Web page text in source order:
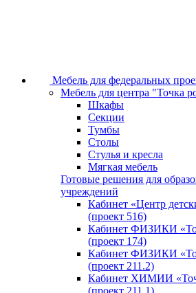
Мебель для федеральных
Мебель для центра "Точка
Шкафы
Секции
Тумбы
Столы
Стулья и кресла
Мягкая мебель
Готовые решения для
учреждений
Кабинет «Центр
(проект 516)
Кабинет ФИЗИКИ
(проект 174)
Кабинет ФИЗИКИ
(проект 211.2)
Кабинет ХИМИИ
(проект 211.1)